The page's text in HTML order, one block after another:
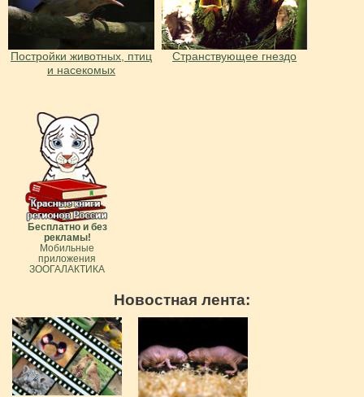
Постройки животных, птиц
и насекомых
Странствующее гнездо
Бесплатно и без
рекламы!
Мобильные
приложения
ЗООГАЛАКТИКА
Новостная лента: